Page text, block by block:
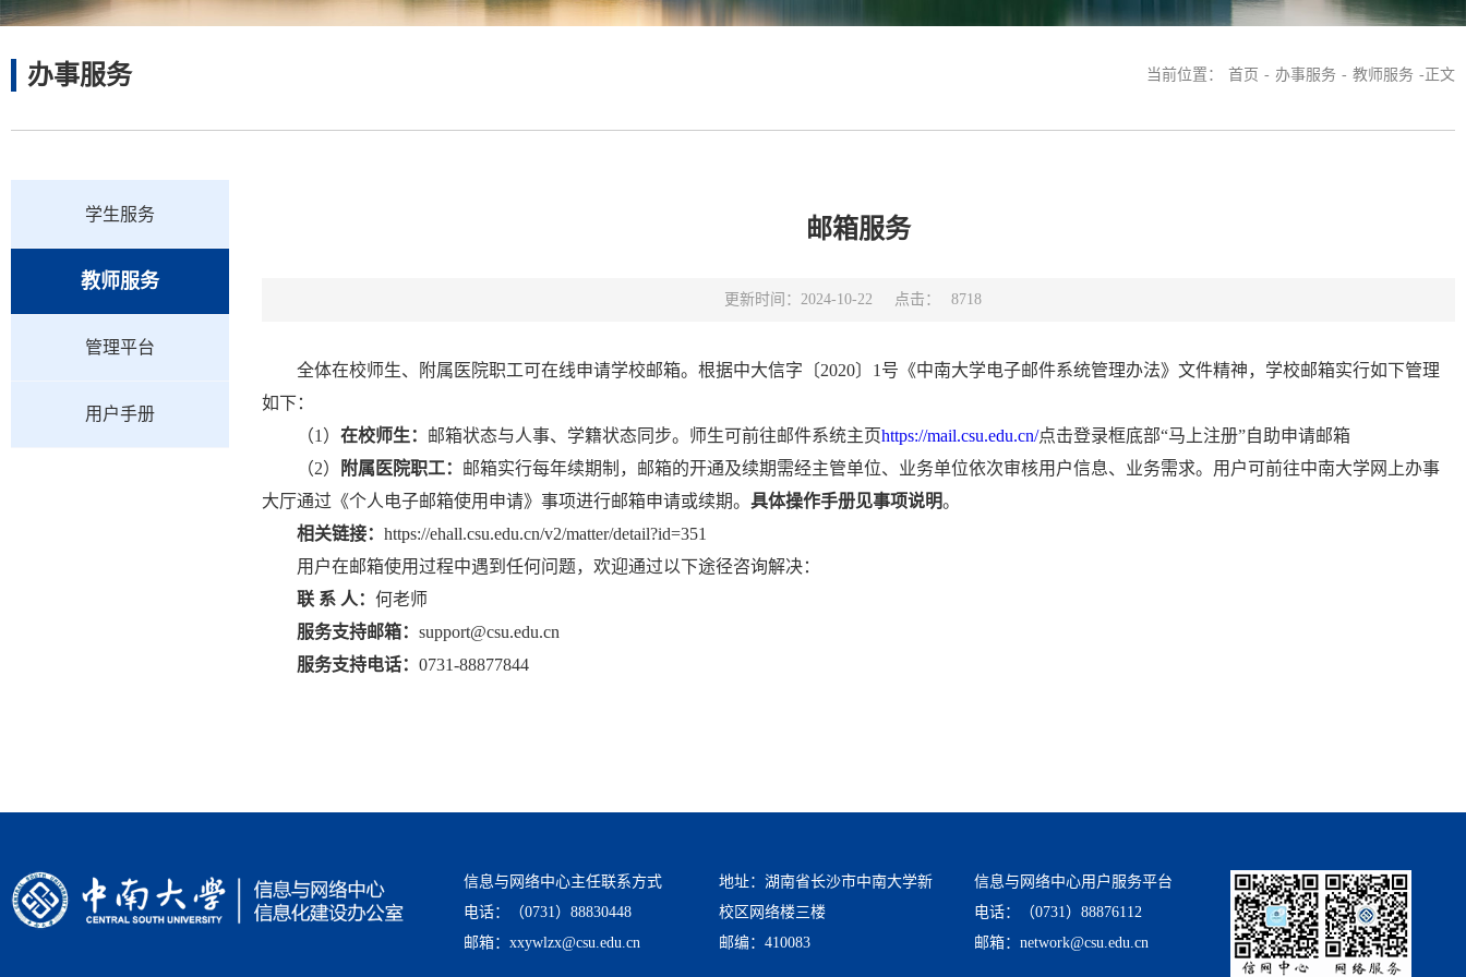
办事服务 当前位置： 首页 - 办事服务 - 教师服务 -正文
学生服务
教师服务
管理平台
用户手册
邮箱服务
更新时间：2024-10-22 点击： 8718
全体在校师生、附属医院职工可在线申请学校邮箱。根据中大信字〔2020〕1号《中南大学电子邮件系统管理办法》文件精神，学校邮箱实行如下管理
如下：
（1） 在校师生： 邮箱状态与人事、学籍状态同步。师生可前往邮件系统主页https://mail.csu.edu.cn/点击登录框底部“马上注册”自助申请邮箱
（2）
附属医院职工： 邮箱实行每年续期制，邮箱的开通及续期需经主管单位、业务单位依次审核用户信息、业务需求。用户可前往中南大学网上办事
大厅通过《个人电子邮箱使用申请》事项进行邮箱申请或续期。 具体操作手册见事项说明。
相关链接： https://ehall.csu.edu.cn/v2/matter/detail?id=351
用户在邮箱使用过程中遇到任何问题，欢迎通过以下途径咨询解决：
联 系 人： 何老师
服务支持邮箱： support@csu.edu.cn
服务支持电话： 0731-88877844
信息与网络中心主任联系方式
电话：（0731）88830448
邮箱：xxywlzx@csu.edu.cn
地址：湖南省长沙市中南大学新
校区网络楼三楼
邮编：410083
信息与网络中心用户服务平台
电话：（0731）88876112
邮箱：network@csu.edu.cn